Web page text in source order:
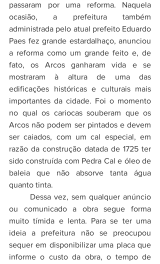
passaram por uma reforma. Naquela
ocasião, a prefeitura também
administrada pelo atual prefeito Eduardo
Paes fez grande estardalhaço, anunciou
a reforma como um grande feito e, de
fato, os Arcos ganharam vida e se
mostraram à altura de uma das
edificações históricas e culturais mais
importantes da cidade. Foi o momento
no qual os cariocas souberam que os
Arcos não podem ser pintados e devem
ser caiados, com um cal especial, em
razão da construção datada de 1725 ter
sido construída com Pedra Cal e óleo de
baleia que não absorve tanta água
quanto tinta.
ou comunicado a obra segue forma
muito tímida e lenta. Para se ter uma
ideia a prefeitura não se preocupou
sequer em disponibilizar uma placa que
informe o custo da obra, o tempo de